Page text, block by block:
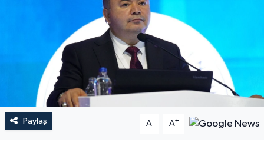
Paylaş A- A+